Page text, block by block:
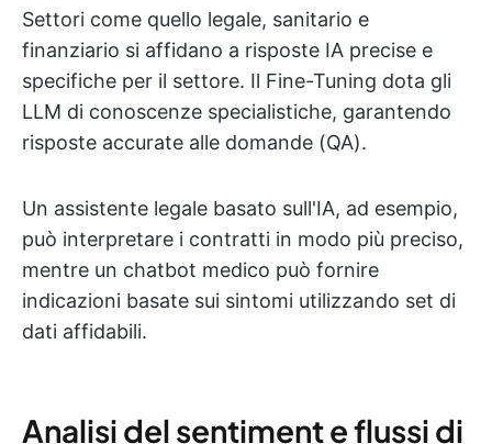
Settori come quello legale, sanitario e
finanziario si affidano a risposte IA precise e
specifiche per il settore. Il Fine-Tuning dota gli
LLM di conoscenze specialistiche, garantendo
risposte accurate alle domande (QA).
Un assistente legale basato sull'IA, ad esempio,
può interpretare i contratti in modo più preciso,
mentre un chatbot medico può fornire
indicazioni basate sui sintomi utilizzando set di
dati affidabili.
Analisi del sentiment e flussi di